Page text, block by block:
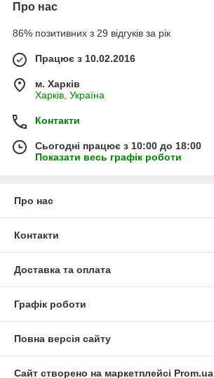
Про нас
86% позитивних з 29 відгуків за рік
Працює з 10.02.2016
м. Харків
Харків, Україна
Контакти
Сьогодні працює з 10:00 до 18:00
Показати весь графік роботи
Про нас
Контакти
Доставка та оплата
Графік роботи
Повна версія сайту
Сайт створено на маркетплейсі Prom.ua